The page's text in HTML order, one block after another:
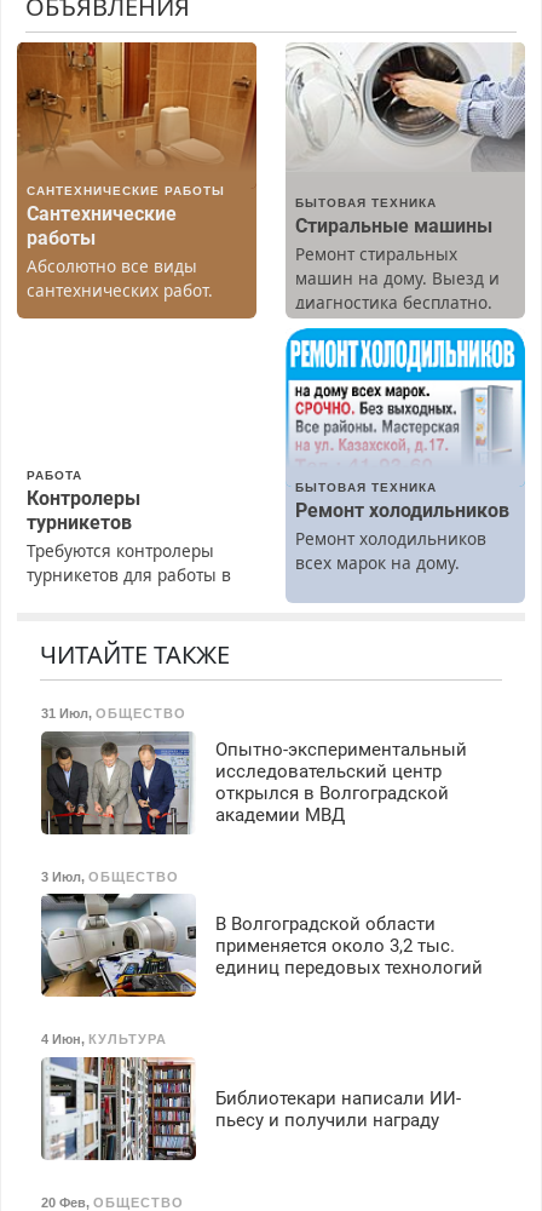
ОБЪЯВЛЕНИЯ
САНТЕХНИЧЕСКИЕ РАБОТЫ
Сантехнические
работы
Абсолютно все виды
сантехнических работ.
Быстро. Качественно.
БЫТОВАЯ ТЕХНИКА
Стиральные машины
Ремонт стиральных
машин на дому. Выезд и
диагностика бесплатно.
Предусмотрены скидки.
РАБОТА
Контролеры
турникетов
Требуются контролеры
турникетов для работы в
Прием по ТК РФ. График
З/п – до 96000 рублей до
вычета налогов.
Ежемесячно
выплачивается денежная
премия. Возможно
бесплатное обучение,
работа инспектором по
транспортной
безопасности с з/п до
125000 руб.
БЫТОВАЯ ТЕХНИКА
Ремонт холодильников
Ремонт холодильников
всех марок на дому.
ЧИТАЙТЕ ТАКЖЕ
31 Июл, ОБЩЕСТВО
Опытно-экспериментальный
исследовательский центр
открылся в Волгоградской
академии МВД
3 Июл, ОБЩЕСТВО
В Волгоградской области
применяется около 3,2 тыс.
единиц передовых технологий
4 Июн, КУЛЬТУРА
Библиотекари написали ИИ-
пьесу и получили награду
20 Фев, ОБЩЕСТВО